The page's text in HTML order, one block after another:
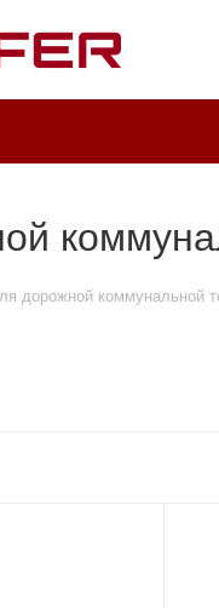
дорожной коммунальной